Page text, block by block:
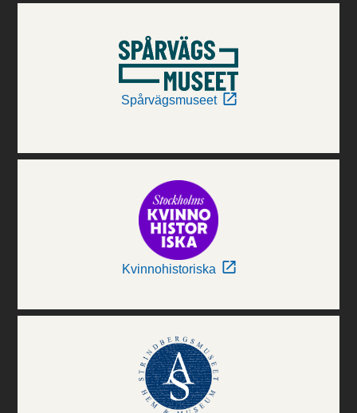
Spårvägsmuseet
Kvinnohistoriska